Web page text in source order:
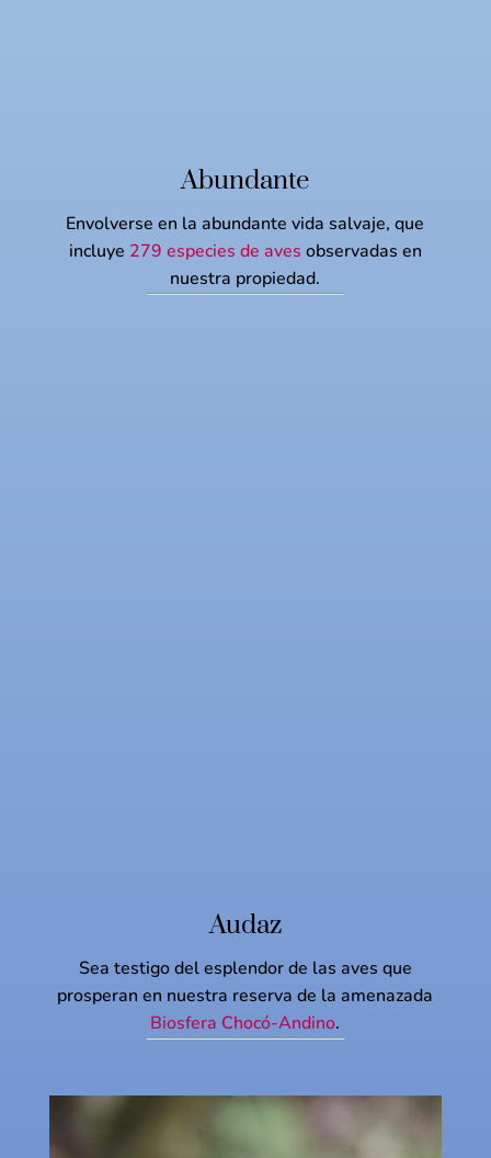
Abundante
Envolverse en la abundante vida salvaje, que
incluye 279 especies de aves observadas en
nuestra propiedad.
Audaz
Sea testigo del esplendor de las aves que
prosperan en nuestra reserva de la amenazada
Biosfera Chocó-Andino.